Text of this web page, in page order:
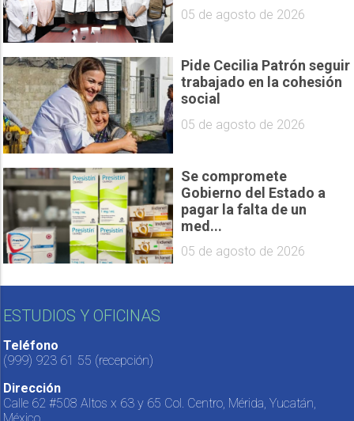
05 de agosto de 2026
Pide Cecilia Patrón seguir
trabajado en la cohesión
social
05 de agosto de 2026
Se compromete
Gobierno del Estado a
pagar la falta de un
med...
05 de agosto de 2026
ESTUDIOS Y OFICINAS
Teléfono
(999) 923 61 55 (recepción)
Dirección
Calle 62 #508 Altos x 63 y 65 Col. Centro, Mérida, Yucatán,